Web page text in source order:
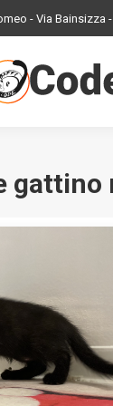
- Via Bainsizza
gattino